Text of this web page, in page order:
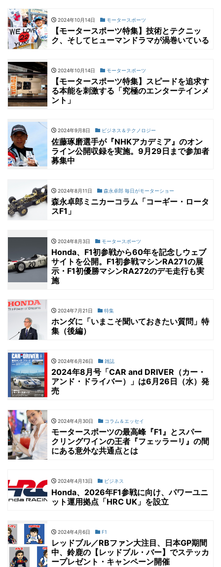
2024年10月14日 モータースポーツ
【モータースポーツ特集】技術とテクニッ
ク、そしてヒューマンドラマが渦巻いている
2024年10月14日 モータースポーツ
【モータースポーツ特集】スピードを追求す
る本能を刺激する「究極のエンターテインメ
ント」
2024年9月8日 ビジネス＆テクノロジー
佐藤琢磨選手が『NHKアカデミア』のオン
ライン公開収録を実施。9月29日まで参加者
募集中
2024年8月11日 森永卓郎 毎日がモーターショー
森永卓郎ミニカーコラム「コーギー・ロータ
スF1」
2024年8月3日 モータースポーツ
Honda、F1初参戦から60年を記念しウェブ
サイトを公開。F1初参戦マシンRA271の展
示・F1初優勝マシンRA272のデモ走行も実
施
2024年7月21日 特集
ホンダに「いまこそ聞いておきたい質問」特
集（後編）
2024年6月26日 雑誌
2024年8月号「CAR and DRIVER（カー・
アンド・ドライバー）」は6月26日（水）発
売
2024年4月30日 コラム＆エッセイ
モータースポーツの最高峰『F1』とスパー
クリングワインの王者『フェッラーリ』の間
にある意外な共通点とは
2024年4月13日 ビジネス
Honda、2026年F1参戦に向け、パワーユニ
ット運用拠点「HRC UK」を設立
2024年4月6日 F1
レッドブル／RBファン大注目、日本GP期間
中、鈴鹿の【レッドブル・バー】でステッカ
ープレゼント・キャンペーン開催